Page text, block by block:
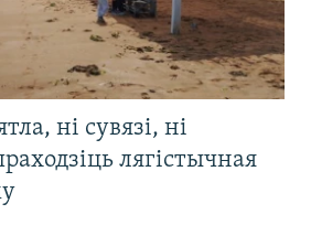
ні сувязі, ні
лягістычная